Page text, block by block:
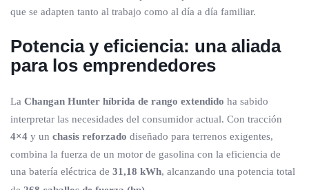
que se adapten tanto al trabajo como al día a día familiar.
Potencia y eficiencia: una aliada
para los emprendedores
La Changan Hunter híbrida de rango extendido ha sabido
interpretar las necesidades del consumidor actual. Con tracción
4×4 y un chasis reforzado diseñado para terrenos exigentes,
combina la fuerza de un motor de gasolina con la eficiencia de
una batería eléctrica de 31,18 kWh, alcanzando una potencia total